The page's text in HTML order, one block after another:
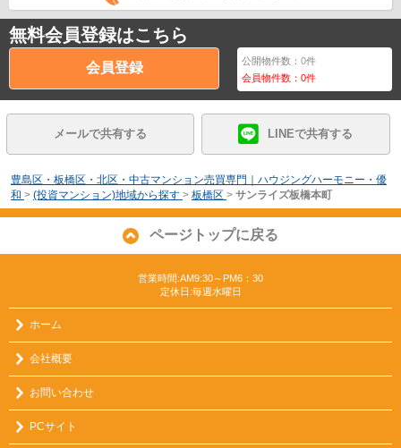
無料会員登録はこちら
会員登録 公開物件数：0件
会員物件数：0件
メールで共有する LINEで共有する
豊島区・板橋区・北区・中古マンション売買専門｜ハウジングハーモニー・優
和 > (投資マンション)地域から探す > 板橋区 > サンライズ板橋本町
ページトップに戻る
営業時間:AM9:30～PM6：30
定休日:毎週水曜日
ホーム
会社概要
お問い合わせ
PCサイト